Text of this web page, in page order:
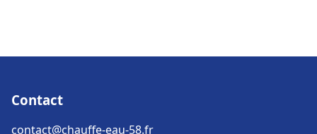
Contact
contact@chauffe-eau-58.fr